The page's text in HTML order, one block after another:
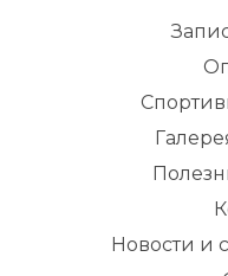
Новости и